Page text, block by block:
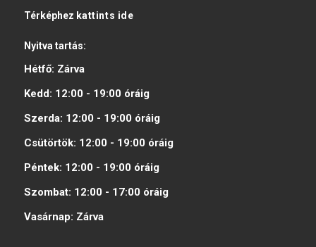
Térképhez kattints ide
Nyitva tartás:
Hétfő: Zárva
Kedd: 12:00 - 19:00 óráig
Szerda: 12:00 - 19:00 óráig
Csütörtök: 12:00 - 19:00 óráig
Péntek: 12:00 - 19:00 óráig
Szombat: 12:00 - 17:00 óráig
Vasárnap: Zárva